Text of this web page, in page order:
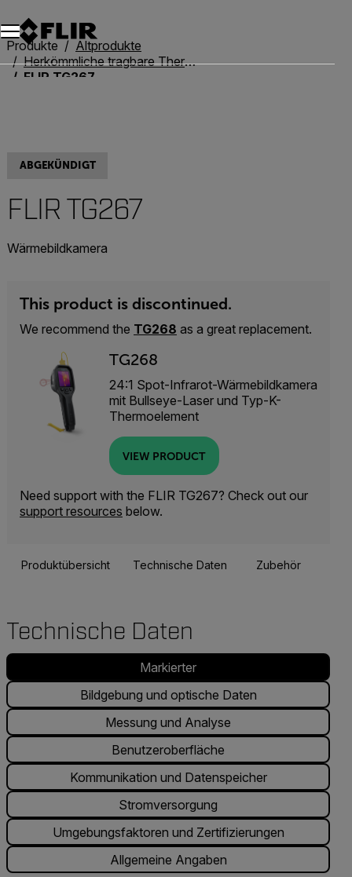
Unread messages
Modell
Entfernen
Elemente
Element
In den Warenkorb
Im Warenkorb
Produkte
Altprodukte
Herkömmliche tragbare Thermokameras
FLIR TG267
ABGEKÜNDIGT
FLIR TG267
Wärmebildkamera
This product is discontinued.
We recommend the TG268 as a great replacement.
TG268
24:1 Spot-Infrarot-Wärmebildkamera
mit Bullseye-Laser und Typ-K-
Thermoelement
VIEW PRODUCT
Need support with the FLIR TG267? Check out our
support resources below.
Produktübersicht Technische Daten Zubehör
Technische Daten
Markierter
Bildgebung und optische Daten
Messung und Analyse
Benutzeroberfläche
Kommunikation und Datenspeicher
Stromversorgung
Umgebungsfaktoren und Zertifizierungen
Allgemeine Angaben